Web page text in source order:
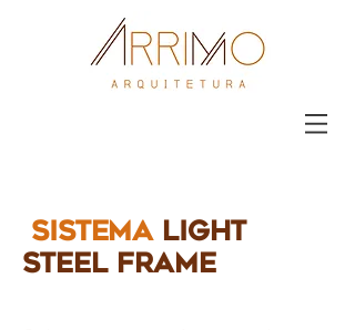
SISTEMA LIGHT
STEEL FRAME